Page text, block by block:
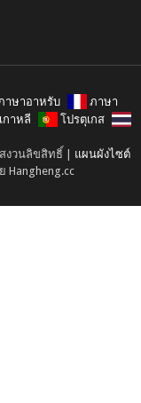
าษาอาหรับ
ภาษา
เกาหลี
โปรตุเกส
งวนลิขสิทธิ์ | แผนผังไซต์
Hangheng.cc